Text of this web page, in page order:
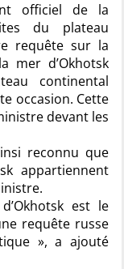
officiel de la
du plateau
requête sur la
mer d’Okhotsk
continental
occasion. Cette
devant les
reconnu que
appartiennent
est le
requête russe
», a ajouté